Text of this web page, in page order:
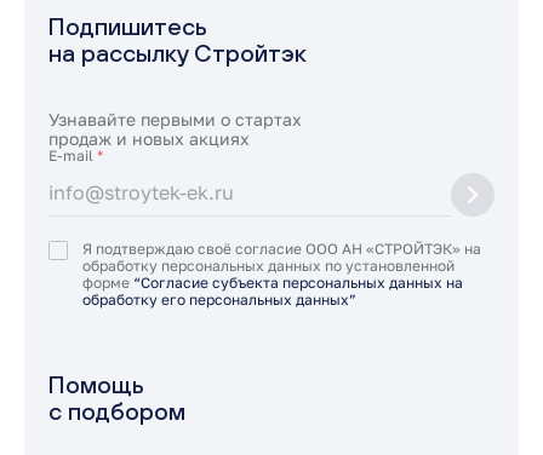
Подпишитесь
на рассылку Стройтэк
Узнавайте первыми о стартах
продаж и новых акциях
E-mail *
Я подтверждаю своё согласие ООО АН «СТРОЙТЭК» на
обработку персональных данных по установленной
форме “Согласие субъекта персональных данных на
обработку его персональных данных”
Помощь
с подбором